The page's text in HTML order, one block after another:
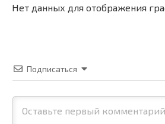
Нет данных для отображения
Подписаться